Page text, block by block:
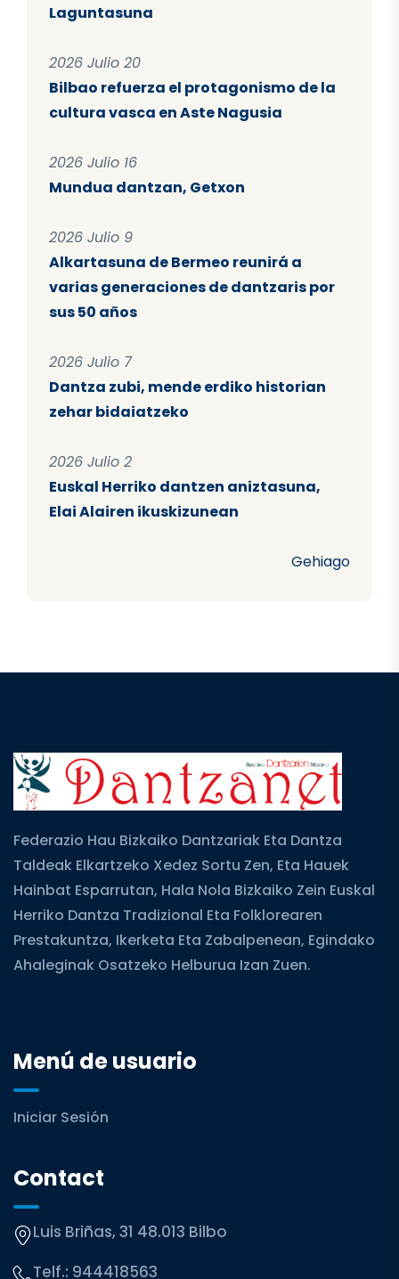
Laguntasuna
2026 Julio 20
Bilbao refuerza el protagonismo de la
cultura vasca en Aste Nagusia
2026 Julio 16
Mundua dantzan, Getxon
2026 Julio 9
Alkartasuna de Bermeo reunirá a
varias generaciones de dantzaris por
sus 50 años
2026 Julio 7
Dantza zubi, mende erdiko historian
zehar bidaiatzeko
2026 Julio 2
Euskal Herriko dantzen aniztasuna,
Elai Alairen ikuskizunean
Gehiago
Federazio Hau Bizkaiko Dantzariak Eta Dantza
Taldeak Elkartzeko Xedez Sortu Zen, Eta Hauek
Hainbat Esparrutan, Hala Nola Bizkaiko Zein Euskal
Herriko Dantza Tradizional Eta Folklorearen
Prestakuntza, Ikerketa Eta Zabalpenean, Egindako
Ahaleginak Osatzeko Helburua Izan Zuen.
Menú de usuario
Iniciar Sesión
Contact
Luis Briñas, 31 48.013 Bilbo
Telf.: 944418563